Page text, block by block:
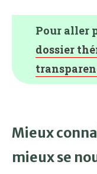
Pour aller
dossier
Mieux
mieux se